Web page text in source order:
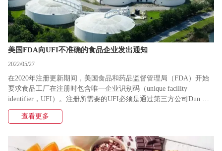
美国FDA向UFI不准确的食品企业发出通知
2022/05/27
在2020年注册更新期间，美国食品和药品监督管理局（FDA）开始
要求食品工厂在注册时包含唯一企业识别码（unique facility
identifier，UFI）。注册所需要的UFI必须是通过第三方公司Dun &
Bradstreet获得的DUNS编码。由于各行业在规定的时间范围内难以
获得DUNS编码，FDA将该截止日期延长了90天，允许工厂提交注
年年底，即2022年12月31日。
查看更多